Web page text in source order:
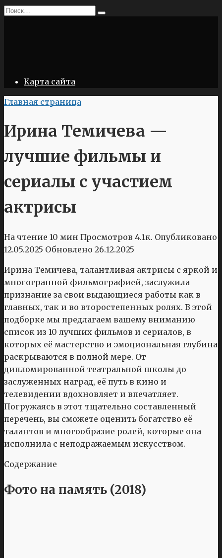
Перейти
Search
Карта сайта
Главная страница
Ирина Темичева —
лучшие фильмы и
сериалы с участием
актрисы
На чтение 10 мин Просмотров 4.1к. Опубликовано
12.05.2025 Обновлено 26.12.2025
Ирина Темичева, талантливая актрисы с яркой и
многогранной фильмографией, заслужила
признание за свои выдающиеся работы как в
главных, так и во второстепенных ролях. В этой
подборке мы предлагаем вашему вниманию
список из 10 лучших фильмов и сериалов, в
которых её мастерство и эмоциональная глубина
раскрываются в полной мере. От
дипломированной театральной школы до
заслуженных наград, её путь в кино и
телевидении вдохновляет и впечатляет.
Погружаясь в этот тщательно составленный
перечень, вы сможете оценить богатство её
талантов и многообразие ролей, которые она
исполнила с неподражаемым искусством.
Содержание
Фото на память (2018)